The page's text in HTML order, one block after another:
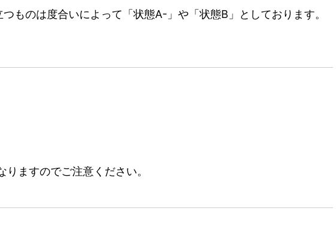
ものは度合いによって「状態A-」や「状態B」としております。
ますのでご注意ください。